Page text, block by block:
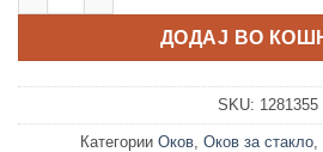
ДОДАЈ ВО
SKU: 1281355
Категории Оков Оков за стакло